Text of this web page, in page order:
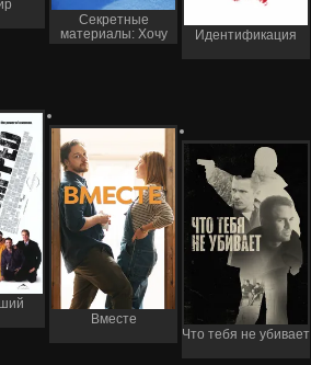
Секретные
материалы: Хочу
верить
Идентификация
Вместе
Чтo тебя не убивает